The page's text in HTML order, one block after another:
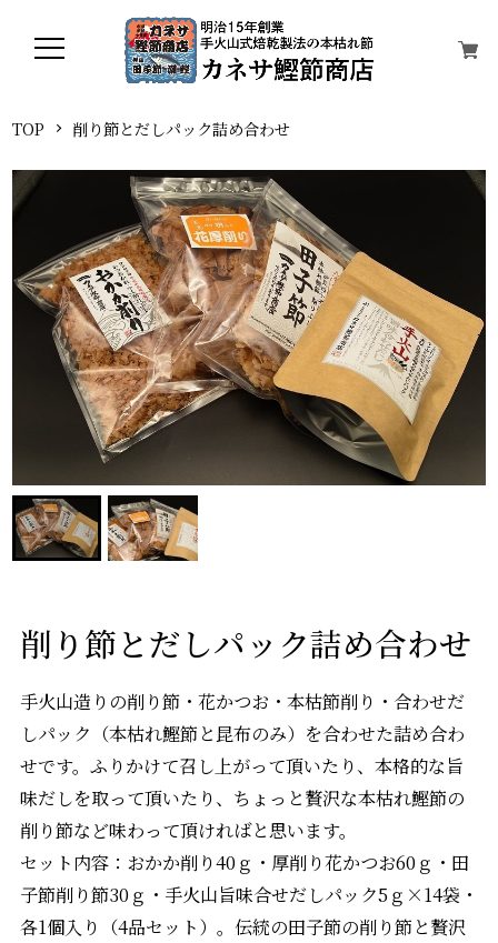
TOP 削り節とだしパック詰め合わせ
削り節とだしパック詰め合わせ
手火山造りの削り節・花かつお・本枯節削り・合わせだ
しパック（本枯れ鰹節と昆布のみ）を合わせた詰め合わ
せです。ふりかけて召し上がって頂いたり、本格的な旨
味だしを取って頂いたり、ちょっと贅沢な本枯れ鰹節の
削り節など味わって頂ければと思います。
セット内容：おかか削り40ｇ・厚削り花かつお60ｇ・田
子節削り節30ｇ・手火山旨味合せだしパック5ｇ×14袋・
各1個入り（4品セット）。伝統の田子節の削り節と贅沢